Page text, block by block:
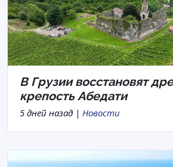
В Грузии восстановят
крепость Абедати
5 дней назад | Новости